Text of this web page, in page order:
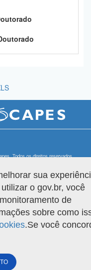
Todos os direitos reservados.
sua
o gov.br, você
de
sobre como
.Se você